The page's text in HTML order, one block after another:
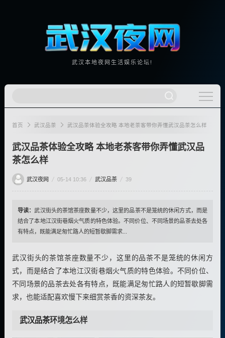
武汉本地夜网生活娱乐论坛!
首页 武汉品茶 武汉品茶体验全攻略 本地老茶客带你弄懂武汉品茶怎么样
武汉品茶体验全攻略 本地老茶客带你弄懂武汉品
茶怎么样
武汉夜网 05-14 10:36 武汉品茶 39
导读：武汉街头的茶馆茶座数量不少，这里的品茶不是笼统的休闲方式，而是
结合了本地江汉街巷烟火气质的特色体验。不同价位、不同场景的品茶去处各
有特点，既能满足匆忙路人的短暂歇脚需求...
武汉街头的茶馆茶座数量不少，这里的品茶不是笼统的休闲方
式，而是结合了本地江汉街巷烟火气质的特色体验。不同价位、
不同场景的品茶去处各有特点，既能满足匆忙路人的短暂歇脚需
求，也能适配喜欢慢下来细赏茶香的资深茶友。
武汉品茶环境怎么样